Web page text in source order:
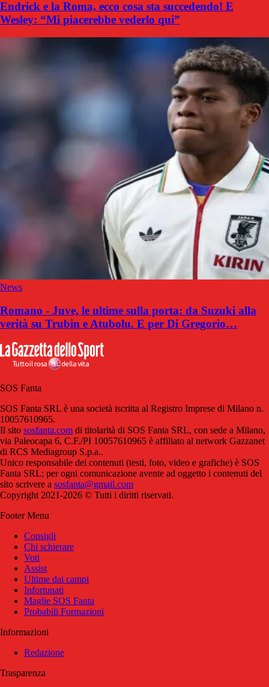
Endrick e la Roma, ecco cosa sta succedendo! E
Wesley: “Mi piacerebbe vederlo qui”
News
Romano - Juve, le ultime sulla porta: da Suzuki alla
verità su Trubin e Atubolu. E per Di Gregorio…
SOS Fanta
SOS Fanta SRL è una società iscritta al Registro Imprese di Milano n.
10057610965.
Il sito sosfanta.com di titolarità di SOS Fanta SRL, con sede a Milano,
via Paleocapa 6, C.F./PI 10057610965 è affiliato al network Gazzanet
di RCS Mediagroup S.p.a..
Unico responsabile dei contenuti (testi, foto, video e grafiche) è SOS
Fanta SRL; per ogni comunicazione avente ad oggetto i contenuti del
sito scrivere a sosfanta@gmail.com
Copyright 2021-2026 © Tutti i diritti riservati.
Footer Menu
Consigli
Chi schierare
Voti
Assist
Ultime dai campi
Infortunati
Maglie SOS Fanta
Probabili Formazioni
Informazioni
Redazione
Trasparenza